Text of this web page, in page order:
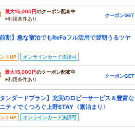
最大15,000円のクーポン配布中
※利用条件あり
クーポンGET
割】急な宿泊でもReFaフル活用で翌朝うるツヤ
トUP オンラインカード決済可
最大15,000円のクーポン配布中
※利用条件あり
クーポンGET
ンダードプラン】充実のロビーサービス＆豊富な
ティでくつろぐ上野STAY〈素泊まり〉
トUP オンラインカード決済可